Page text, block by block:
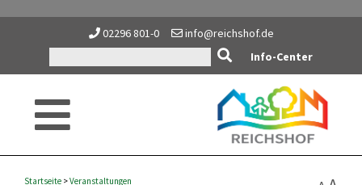
02296 801-0
info@reichshof.de
Info-Center
Startseite >Veranstaltungen